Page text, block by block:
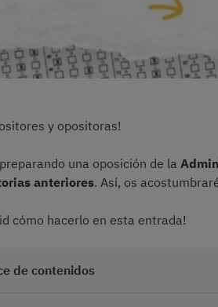
y opositoras!
una oposición de la
anteriores. Así, os
cómo hacerlo en esta entrada!
de contenidos